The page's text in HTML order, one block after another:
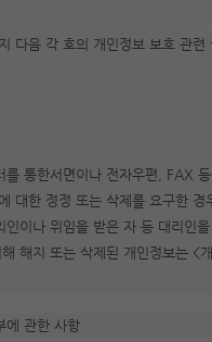
다음 각 호의 개인정보 보호 관련
통한서면이나 전자우편, FAX
대한 정정 또는 삭제를 요구한
이나 위임을 받은 자 등 대리인
해지 또는 삭제된 개인정보는
에 관한 사항